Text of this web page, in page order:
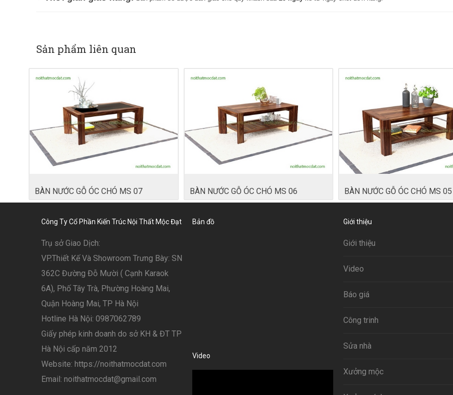
Sản phẩm liên quan
BÀN NƯỚC GỖ ÓC CHÓ MS 07 BÀN NƯỚC GỖ ÓC CHÓ MS 06 BÀN NƯỚC GỖ ÓC CHÓ MS 05
Công Ty Cổ Phần Kiến Trúc Nội Thất Mộc Đạt
Trụ sở Giao Dịch:
VP.Thiết Kế Và Showroom Trưng Bày: SN
362C Đường Đỗ Mười ( Cạnh Karaok
6A), Phố Tây Trà, Phường Hoàng Mai,
Quận Hoàng Mai, TP Hà Nội
Hotline Hà Nội: 0987062789
Giấy phép kinh doanh do sở KH & ĐT TP
Hà Nội cấp năm 2012
Website: https://noithatmocdat.com
Email: noithatmocdat@gmail.com
Bản đồ
Video
Giới thiệu
Giới thiệu
Video
Báo giá
Công trinh
Sửa nhà
Xưởng mộc